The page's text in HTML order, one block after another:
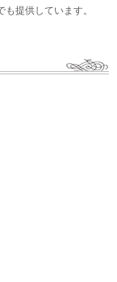
も提供しています。